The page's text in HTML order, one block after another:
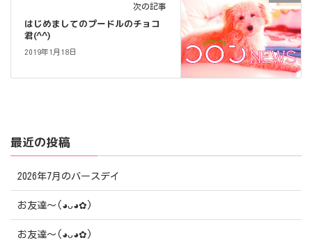
次の記事
はじめましてのプードルのチョコ
君(^^)
2019年1月18日
最近の投稿
2026年7月のバースデイ
お友達〜(⁠◕⁠ᴗ⁠◕⁠✿⁠)
お友達〜(⁠◕⁠ᴗ⁠◕⁠✿⁠)